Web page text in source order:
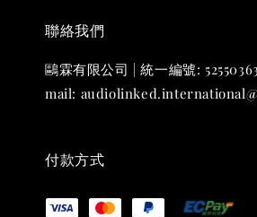
聯絡我們
鷗霖有限公司 | 統一編號:
mail:
付款方式